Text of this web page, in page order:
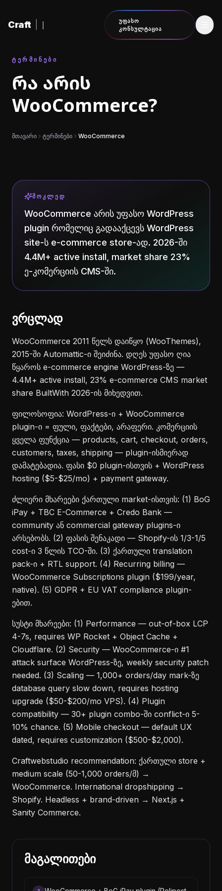
Craft
ᲣᲤᲐᲡᲝ
ᲙᲝᲜᲡᲣᲚᲢᲐᲪᲘᲐ
ᲢᲔᲠᲛᲘᲜᲔᲑᲘ
რა არის
WooCommerce?
მთავარი ტერმინები WooCommerce
ᲛᲝᲙᲚᲔᲓ
WooCommerce არის უფასო WordPress
plugin რომელიც გადააქცევს WordPress
site-ს e-commerce store-ად. 2026-ში
4.4M+ active install, market share 23%
ე-კომერციის CMS-ში.
ვრცლად
WooCommerce 2011 წელს დაიწყო (WooThemes),
2015-ში Automattic-ი შეიძინა. დღეს უფასო ღია
წყაროს e-commerce engine WordPress-ზე —
4.4M+ active install, 23% e-commerce CMS market
share BuiltWith 2026-ის მიხედვით.
ფილოსოფია: WordPress-ი + WooCommerce
plugin-ი = ფული, ფაქტები, არაფერი. კომერციის
ყველა ფუნქცია — products, cart, checkout, orders,
customers, taxes, shipping — plugin-ისმიერად
დამატებადია. ფასი $0 plugin-ისთვის + WordPress
hosting ($5-$25/mo) + payment gateway.
ძლიერი მხარეები ქართული market-ისთვის: (1) BoG
iPay + TBC E-Commerce + Credo Bank —
community ან commercial gateway plugins-ი
არსებობს. (2) ფასის შენაკადი — Shopify-ის 1/3-1/5
cost-ი 3 წლის TCO-ში. (3) ქართული translation
pack-ი + RTL support. (4) Recurring billing —
WooCommerce Subscriptions plugin ($199/year,
native). (5) GDPR + EU VAT compliance plugin-
ებით.
სუსტი მხარეები: (1) Performance — out-of-box LCP
4-7s, requires WP Rocket + Object Cache +
Cloudflare. (2) Security — WooCommerce-ი #1
attack surface WordPress-ზე, weekly security patch
needed. (3) Scaling — 1,000+ orders/day mark-ზე
database query slow down, requires hosting
upgrade ($50-$200/mo VPS). (4) Plugin
compatibility — 30+ plugin combo-ში conflict-ი 5-
10% chance. (5) Mobile checkout — default UX
dated, requires customization ($500-$2,000).
Craftwebstudio recommendation: ქართული store +
medium scale (50-1,000 orders/მ) →
WooCommerce. International dropshipping →
Shopify. Headless + brand-driven → Next.js +
Sanity Commerce.
მაგალითები